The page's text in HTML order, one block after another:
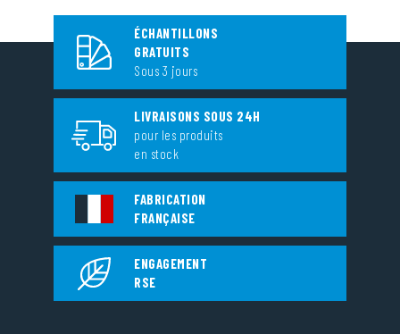
ÉCHANTILLONS
GRATUITS
Sous 3 jours
LIVRAISONS SOUS 24H
pour les produits
en stock
FABRICATION
FRANÇAISE
ENGAGEMENT
RSE